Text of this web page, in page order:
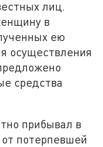
лиц.
в
ею
осуществления
средства
прибывал в
потерпевшей